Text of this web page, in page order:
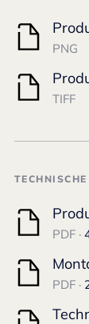
PNG
TIFF
PDF ·
PDF ·